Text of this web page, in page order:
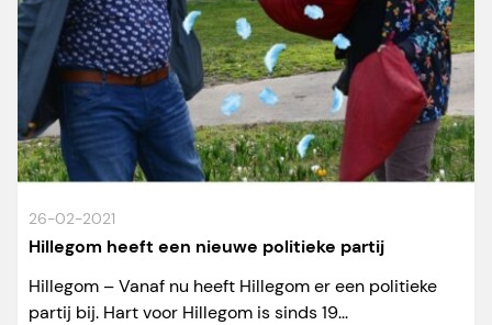
26-02-2021
Hillegom heeft een nieuwe politieke partij
Hillegom – Vanaf nu heeft Hillegom er een politieke
partij bij. Hart voor Hillegom is sinds 19...